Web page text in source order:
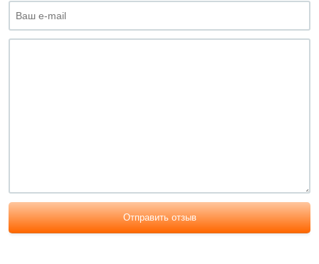
Отправить отзыв